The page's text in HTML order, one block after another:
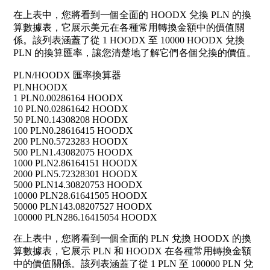
在上表中，您將看到一個全面的 HOODX 兌換 PLN 的換
算數據表，它展示美元在各種常用轉換金額中的價值關
係。該列表涵蓋了從 1 HOODX 至 10000 HOODX 兌換
PLN 的換算匯率，讓您清楚地了解它們各個兌換的價值。
PLN/HOODX 匯率換算器
PLNHOODX
1 PLN0.00286164 HOODX
10 PLN0.02861642 HOODX
50 PLN0.14308208 HOODX
100 PLN0.28616415 HOODX
200 PLN0.5723283 HOODX
500 PLN1.43082075 HOODX
1000 PLN2.86164151 HOODX
2000 PLN5.72328301 HOODX
5000 PLN14.30820753 HOODX
10000 PLN28.61641505 HOODX
50000 PLN143.08207527 HOODX
100000 PLN286.16415054 HOODX
在上表中，您將看到一個全面的 PLN 兌換 HOODX 的換
算數據表，它展示 PLN 和 HOODX 在各種常用轉換金額
中的價值關係。該列表涵蓋了從 1 PLN 至 100000 PLN 兌